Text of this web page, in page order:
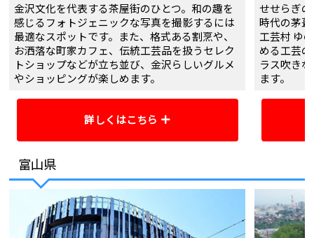
金沢文化を代表する茶屋街のひとつ。和の趣を
感じるフォトジェニックな写真を撮影するには
最適なスポットです。また、格式ある割烹や、
お洒落な町家カフェ、伝統工芸品を扱うセレク
トショップなどが立ち並び、金沢らしいグルメ
やショッピングが楽しめます。
詳しくはこちら
せせらぎ
時代の茅
工芸村 ゆ
める工芸
ラス吹き
ます。
営業時間
富山県